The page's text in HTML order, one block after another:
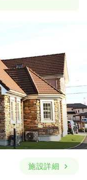
詳細を見る
一時募集休止
施設詳細